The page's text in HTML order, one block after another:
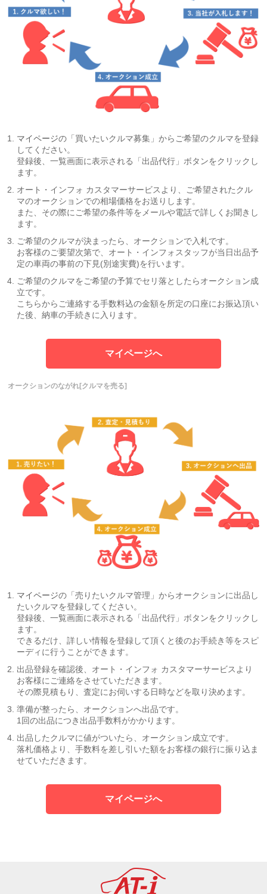
マイページの「買いたいクルマ募集」からご希望のクルマを登録
してください。
登録後、一覧画面に表示される「出品代行」ボタンをクリックし
ます。
オート・インフォ カスタマーサービスより、ご希望されたクル
マのオークションでの相場価格をお送りします。
また、その際にご希望の条件等をメールや電話で詳しくお聞きし
ます。
ご希望のクルマが決まったら、オークションで入札です。
お客様のご要望次第で、オート・インフォスタッフが当日出品予
定の車両の事前の下見(別途実費)を行います。
ご希望のクルマをご希望の予算でセリ落としたらオークション成
立です。
こちらからご連絡する手数料込の金額を所定の口座にお振込頂い
た後、納車の手続きに入ります。
マイページへ
オークションのながれ[クルマを売る]
マイページの「売りたいクルマ管理」からオークションに出品し
たいクルマを登録してください。
登録後、一覧画面に表示される「出品代行」ボタンをクリックし
ます。
できるだけ、詳しい情報を登録して頂くと後のお手続き等をスピ
ーディに行うことができます。
出品登録を確認後、オート・インフォ カスタマーサービスより
お客様にご連絡をさせていただきます。
その際見積もり、査定にお伺いする日時などを取り決めます。
準備が整ったら、オークションへ出品です。
1回の出品につき出品手数料がかかります。
出品したクルマに値がついたら、オークション成立です。
落札価格より、手数料を差し引いた額をお客様の銀行に振り込ま
せていただきます。
マイページへ